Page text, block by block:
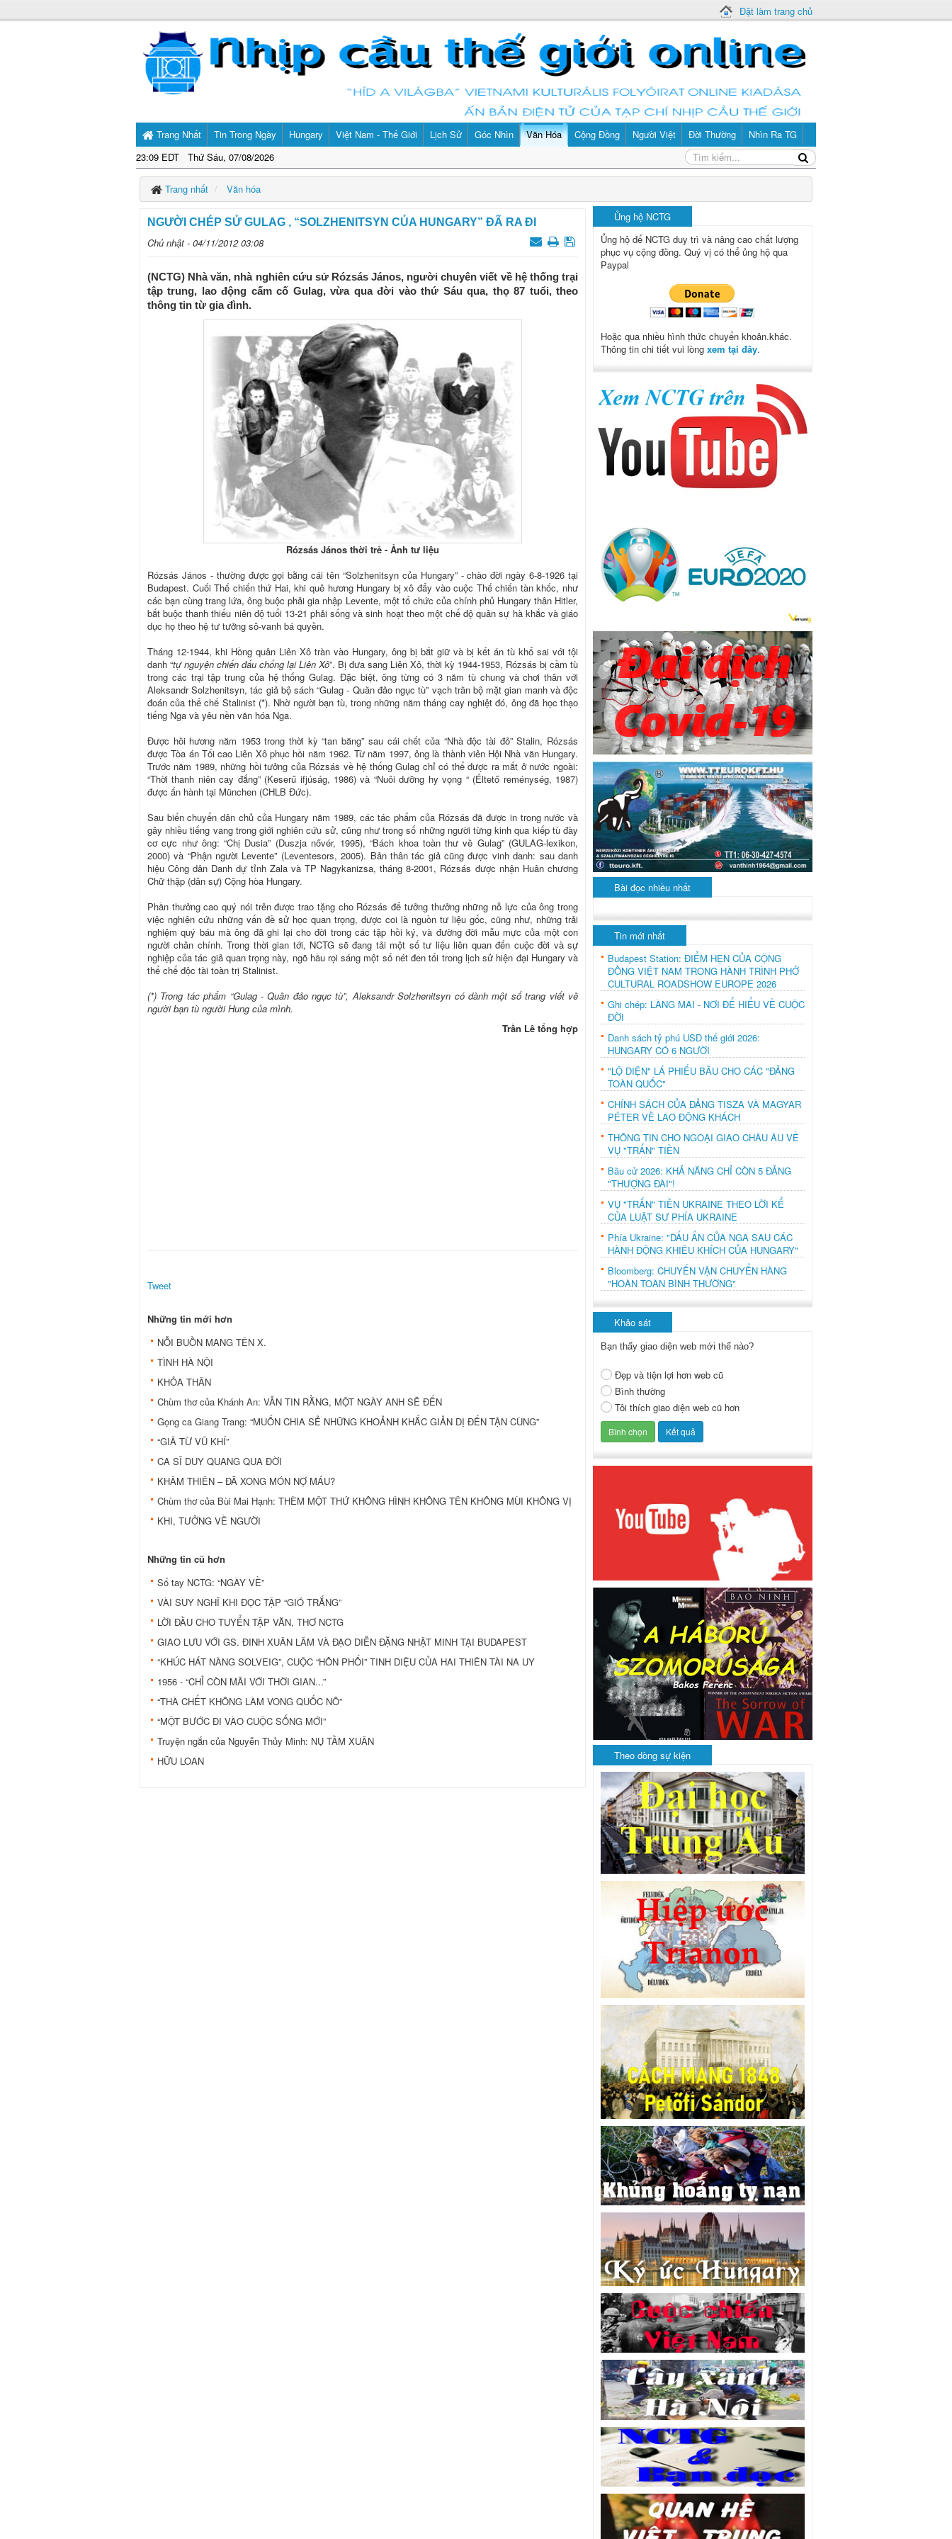
Đặt làm trang chủ
Trang Nhất
23:09 EDT Thứ Sáu, 07/08/2026
Tin Trong Ngày Hungary Việt Nam - Thế Giới Lịch Sử Góc Nhìn Văn Hóa Cộng Đồng Người Việt Đời Thường Nhìn Ra TG
Trang nhất Văn hóa
NGƯỜI CHÉP SỬ GULAG , “SOLZHENITSYN CỦA HUNGARY” ĐÃ RA ĐI
Chủ nhật - 04/11/2012 03:08
(NCTG) Nhà văn, nhà nghiên cứu sử Rózsás János, người chuyên viết về hệ thống trại
tập trung, lao động cấm cố Gulag, vừa qua đời vào thứ Sáu qua, thọ 87 tuổi, theo
thông tin từ gia đình.
Rózsás János thời trẻ - Ảnh tư liệu
Rózsás János - thường được gọi bằng cái tên “Solzhenitsyn của Hungary” - chào đời ngày 6-8-1926 tại
Budapest. Cuối Thế chiến thứ Hai, khi quê hương Hungary bị xô đẩy vào cuộc Thế chiến tàn khốc, như
các bạn cùng trang lứa, ông buộc phải gia nhập Levente, một tổ chức của chính phủ Hungary thân Hitler,
bắt buộc thanh thiếu niên độ tuổi 13-21 phải sống và sinh hoạt theo một chế độ quân sự hà khắc và giáo
dục họ theo hệ tư tưởng sô-vanh bá quyền.
Tháng 12-1944, khi Hồng quân Liên Xô tràn vào Hungary, ông bị bắt giữ và bị kết án tù khổ sai với tội
danh “tự nguyện chiến đấu chống lại Liên Xô”. Bị đưa sang Liên Xô, thời kỳ 1944-1953, Rózsás bị cầm tù
trong các trại tập trung của hệ thống Gulag. Đặc biệt, ông từng có 3 năm tù chung và chơi thân với
Aleksandr Solzhenitsyn, tác giả bộ sách “Gulag - Quần đảo ngục tù” vạch trần bộ mặt gian manh và độc
đoán của thể chế Stalinist (*). Nhờ người bạn tù, trong những năm tháng cay nghiệt đó, ông đã học thạo
tiếng Nga và yêu nền văn hóa Nga.
Được hồi hương năm 1953 trong thời kỳ “tan băng” sau cái chết của “Nhà độc tài đỏ” Stalin, Rózsás
được Tòa án Tối cao Liên Xô phục hồi năm 1962. Từ năm 1997, ông là thành viên Hội Nhà văn Hungary.
Trước năm 1989, những hồi tưởng của Rózsás về hệ thống Gulag chỉ có thể được ra mắt ở nước ngoài:
“Thời thanh niên cay đắng” (Keserű ifjúság, 1986) và “Nuôi dưỡng hy vọng “ (Éltető reménység, 1987)
được ấn hành tại München (CHLB Đức).
Sau biến chuyển dân chủ của Hungary năm 1989, các tác phẩm của Rózsás đã được in trong nước và
gây nhiều tiếng vang trong giới nghiên cứu sử, cũng như trong số những người từng kinh qua kiếp tù đày
cơ cực như ông: “Chị Dusia” (Duszja nővér, 1995), “Bách khoa toàn thư về Gulag” (GULAG-lexikon,
2000) và “Phận người Levente” (Leventesors, 2005). Bản thân tác giả cũng được vinh danh: sau danh
hiệu Công dân Danh dự tỉnh Zala và TP Nagykanizsa, tháng 8-2001, Rózsás được nhận Huân chương
Chữ thập (dân sự) Cộng hòa Hungary.
Phần thưởng cao quý nói trên được trao tặng cho Rózsás để tưởng thưởng những nỗ lực của ông trong
việc nghiên cứu những vấn đề sử học quan trọng, được coi là nguồn tư liệu gốc, cũng như, những trải
nghiệm quý báu mà ông đã ghi lại cho đời trong các tập hồi ký, và đường đời mẫu mực của một con
người chân chính. Trong thời gian tới, NCTG sẽ đang tải một số tư liệu liên quan đến cuộc đời và sự
nghiệp của tác giả quan trọng này, ngõ hầu rọi sáng một số nét đen tối trong lịch sử hiện đại Hungary và
thể chế độc tài toàn trị Stalinist.
(*) Trong tác phẩm “Gulag - Quần đảo ngục tù”, Aleksandr Solzhenitsyn có dành một số trang viết về
người bạn tù người Hung của mình.
Trần Lê tổng hợp
Tweet
Những tin mới hơn
NỖI BUỒN MANG TÊN X.
TÌNH HÀ NỘI
KHỎA THÂN
Chùm thơ của Khánh An: VẪN TIN RẰNG, MỘT NGÀY ANH SẼ ĐẾN
Gọng ca Giang Trang: “MUỐN CHIA SẺ NHỮNG KHOẢNH KHẮC GIẢN DỊ ĐẾN TẬN CÙNG”
“GIÃ TỪ VŨ KHÍ”
CA SĨ DUY QUANG QUA ĐỜI
KHÂM THIÊN – ĐÃ XONG MÓN NỢ MÁU?
Chùm thơ của Bùi Mai Hạnh: THÈM MỘT THỨ KHÔNG HÌNH KHÔNG TÊN KHÔNG MÙI KHÔNG VỊ
KHI, TƯỞNG VỀ NGƯỜI
Những tin cũ hơn
Sổ tay NCTG: “NGÀY VỀ”
VÀI SUY NGHĨ KHI ĐỌC TẬP “GIÓ TRẮNG”
LỜI ĐẦU CHO TUYỂN TẬP VĂN, THƠ NCTG
GIAO LƯU VỚI GS. ĐINH XUÂN LÂM VÀ ĐẠO DIỄN ĐẶNG NHẬT MINH TẠI BUDAPEST
“KHÚC HÁT NÀNG SOLVEIG”, CUỘC “HÔN PHỐI” TINH DIỆU CỦA HAI THIÊN TÀI NA UY
1956 - “CHỈ CÒN MÃI VỚI THỜI GIAN...”
“THÀ CHẾT KHÔNG LÀM VONG QUỐC NÔ”
“MỘT BƯỚC ĐI VÀO CUỘC SỐNG MỚI”
Truyện ngắn của Nguyễn Thủy Minh: NỤ TẦM XUÂN
HỮU LOAN
Ủng hộ NCTG
Ủng hộ để NCTG duy trì và nâng cao chất lượng
phục vụ cộng đồng. Quý vị có thể ủng hộ qua
Paypal
Hoặc qua nhiều hình thức chuyển khoản.khác.
Thông tin chi tiết vui lòng xem tại đây.
Bài đọc nhiều nhất
Tin mới nhất
Budapest Station: ĐIỂM HẸN CỦA CỘNG
ĐỒNG VIỆT NAM TRONG HÀNH TRÌNH PHỞ
CULTURAL ROADSHOW EUROPE 2026
Ghi chép: LÀNG MAI - NƠI ĐỂ HIỂU VỀ CUỘC
ĐỜI
Danh sách tỷ phú USD thế giới 2026:
HUNGARY CÓ 6 NGƯỜI
"LỘ DIỆN" LÁ PHIẾU BẦU CHO CÁC "ĐẢNG
TOÀN QUỐC"
CHÍNH SÁCH CỦA ĐẢNG TISZA VÀ MAGYAR
PÉTER VỀ LAO ĐỘNG KHÁCH
THÔNG TIN CHO NGOẠI GIAO CHÂU ÂU VỀ
VỤ "TRẤN" TIỀN
Bầu cử 2026: KHẢ NĂNG CHỈ CÒN 5 ĐẢNG
"THƯỢNG ĐÀI"!
VỤ "TRẤN" TIỀN UKRAINE THEO LỜI KỂ
CỦA LUẬT SƯ PHÍA UKRAINE
Phía Ukraine: "DẤU ẤN CỦA NGA SAU CÁC
HÀNH ĐỘNG KHIÊU KHÍCH CỦA HUNGARY"
Bloomberg: CHUYẾN VẬN CHUYỂN HÀNG
"HOÀN TOÀN BÌNH THƯỜNG"
Khảo sát
Bạn thấy giao diện web mới thế nào?
Đẹp và tiện lợi hơn web cũ
Bình thường
Tôi thích giao diện web cũ hơn
Theo dòng sự kiện